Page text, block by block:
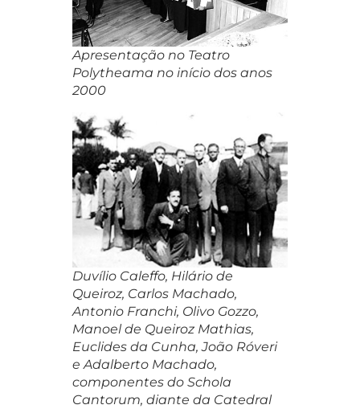
Apresentação no Teatro
Polytheama no início dos anos
2000
Duvílio Caleffo, Hilário de
Queiroz, Carlos Machado,
Antonio Franchi, Olivo Gozzo,
Manoel de Queiroz Mathias,
Euclides da Cunha, João Róveri
e Adalberto Machado,
componentes do Schola
Cantorum, diante da Catedral